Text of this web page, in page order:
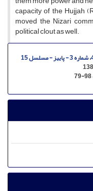
capacity of the Hujjah
moved the Nizari
political clout as well.
79-98